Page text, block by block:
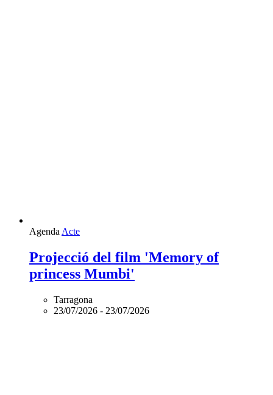
Agenda Acte
Projecció del film 'Memory of
princess Mumbi'
Tarragona
23/07/2026 - 23/07/2026